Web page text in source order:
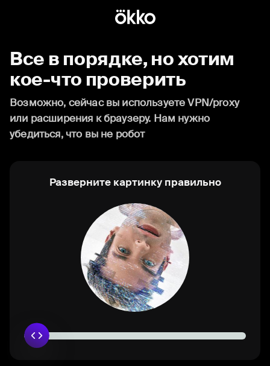
Все в порядке, но хотим
кое-что проверить
Возможно, сейчас вы используете VPN/proxy
или расширения к браузеру. Нам нужно
убедиться, что вы не робот
Разверните картинку правильно